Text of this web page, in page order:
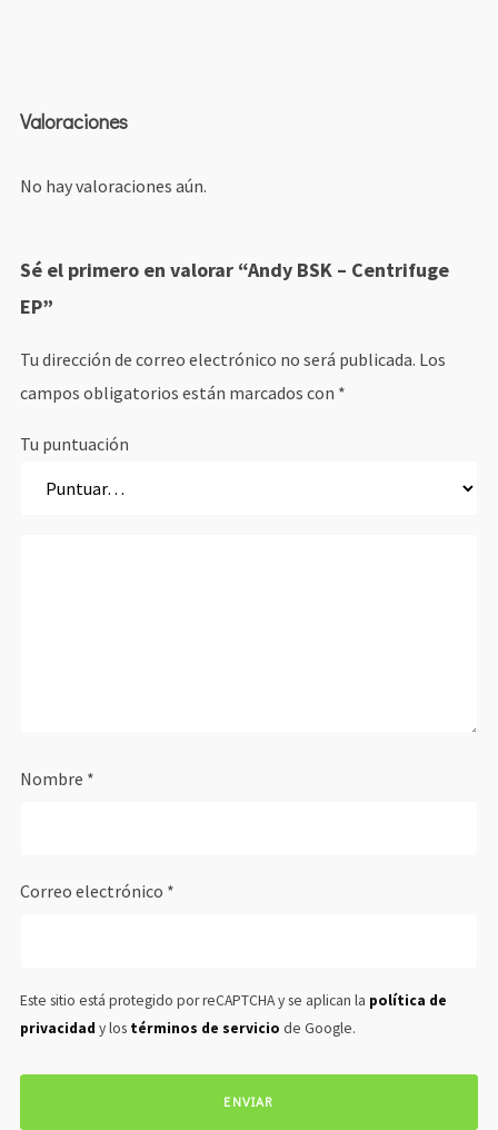
Valoraciones
No hay valoraciones aún.
Sé el primero en valorar “Andy BSK – Centrifuge
EP”
Tu dirección de correo electrónico no será publicada. Los
campos obligatorios están marcados con *
Tu puntuación
Nombre *
Correo electrónico *
Este sitio está protegido por reCAPTCHA y se aplican la política de
privacidad y los términos de servicio de Google.